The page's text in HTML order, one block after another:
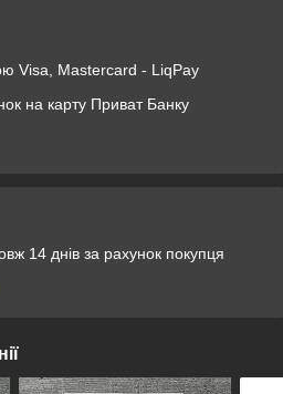
Visa, Mastercard - LiqPay
на карту Приват Банку
14 днів за рахунок покупця